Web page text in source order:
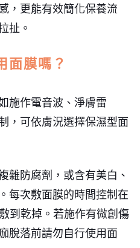
，更能有效簡化保養流
扯。
面膜嗎？
施作電音波、淨膚雷
，可依膚況選擇保濕型面
雜防腐劑，或含有美白、
每次敷面膜的時間控制在
到乾掉。若施作有微創傷
脫落前請勿自行使用面